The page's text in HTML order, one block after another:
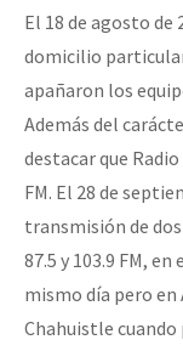
El 18 de agosto de
domicilio
apañaron los
Además del
destacar que
FM. El 28 de
transmisión de
87.5 y 103.9 FM,
mismo día pero en
Chahuistle